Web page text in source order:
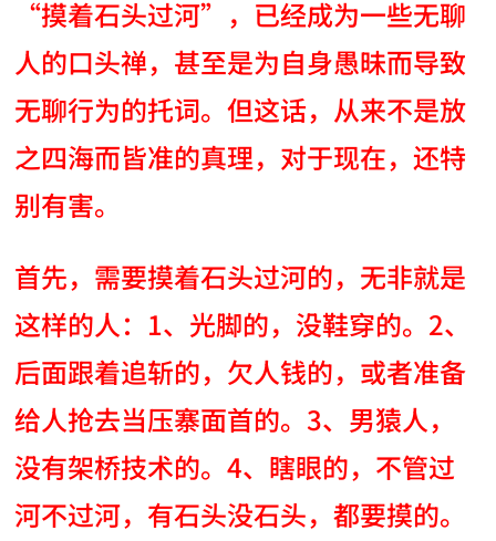
“摸着石头过河”，已经成为一些无聊
人的口头禅，甚至是为自身愚昧而导致
无聊行为的托词。但这话，从来不是放
之四海而皆准的真理，对于现在，还特
别有害。
首先，需要摸着石头过河的，无非就是
这样的人：1、光脚的，没鞋穿的。2、
后面跟着追斩的，欠人钱的，或者准备
给人抢去当压寨面首的。3、男猿人，
没有架桥技术的。4、瞎眼的，不管过
河不过河，有石头没石头，都要摸的。